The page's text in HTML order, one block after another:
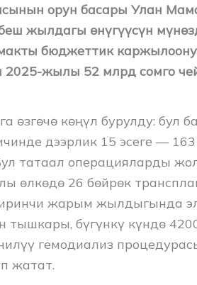
орун басары Улан
жылдагы өнүгүүсүн
бюджеттик
жылы 52 млрд сомго
өзгөчө көңүл бурулду: бул
дээрлик 15 эсеге —
татаал операцияларды
өлкөдө 26 бөйрөк
жарым жылдыгында
бүгүнкү күндө
гемодиализ
жатат.